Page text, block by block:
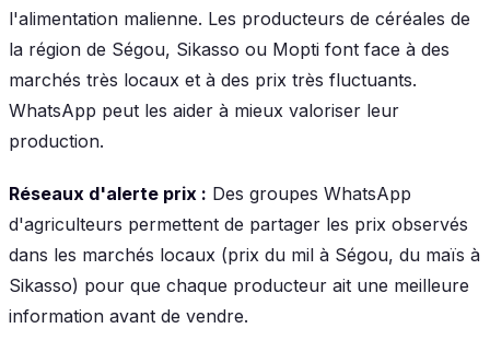
l'alimentation malienne. Les producteurs de céréales de
la région de Ségou, Sikasso ou Mopti font face à des
marchés très locaux et à des prix très fluctuants.
WhatsApp peut les aider à mieux valoriser leur
production.
Réseaux d'alerte prix : Des groupes WhatsApp
d'agriculteurs permettent de partager les prix observés
dans les marchés locaux (prix du mil à Ségou, du maïs à
Sikasso) pour que chaque producteur ait une meilleure
information avant de vendre.